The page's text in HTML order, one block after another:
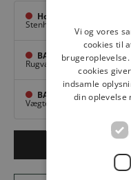
Hovedlager
Stenhuggervej 10,
BAGGI Tarup Center
Rugvang 36,Odense NV
BAGGI Nyborg
Vægtergade 1, Nyborg
Vi og vores
cookies til
cookies
indsamle
din oplevelse